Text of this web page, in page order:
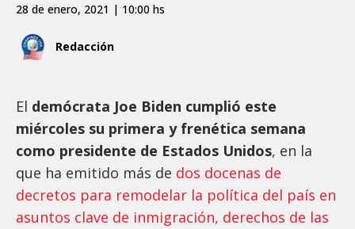
Redacción
28 de enero, 2021 | 10:00 hs
El demócrata Joe Biden cumplió este
miércoles su primera y frenética semana
como presidente de Estados Unidos, en la
que ha emitido más de dos docenas de
decretos para remodelar la política del país en
asuntos clave de inmigración, derechos de las